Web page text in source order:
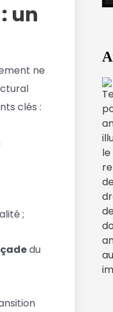
un
ne
clés :
;
du